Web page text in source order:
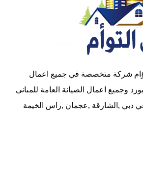
شركة متخصصة في جميع اعمال
وجميع اعمال الصيانة العامة للمباني
دبي ,الشارقة ,عجمان ,راس الخيمة